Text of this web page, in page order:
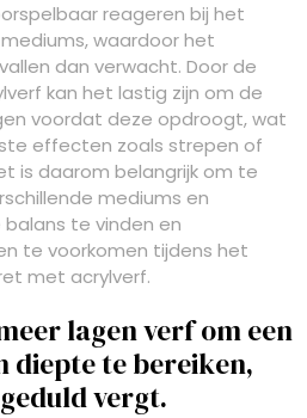
reageren bij het
waardoor het
dan verwacht. Door de
kan het lastig zijn om de
voordat deze opdroogt, wat
effecten zoals strepen of
is daarom belangrijk om te
mediums en
te vinden en
te voorkomen tijdens het
met acrylverf.
lagen verf om een
diepte te bereiken,
vergt.